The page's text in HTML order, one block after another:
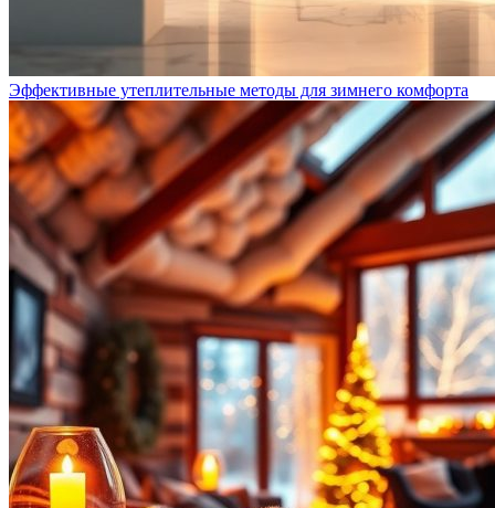
Эффективные утеплительные методы для зимнего комфорта